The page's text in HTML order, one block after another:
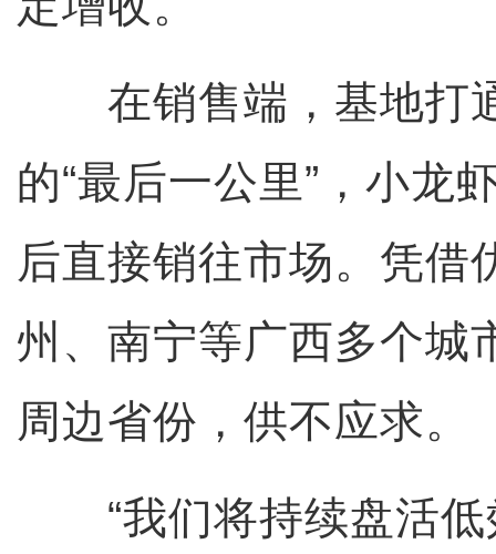
在销售端，基地打
的“最后一公里”，小龙
后直接销往市场。凭借
州、南宁等广西多个城
周边省份，供不应求。
“我们将持续盘活低